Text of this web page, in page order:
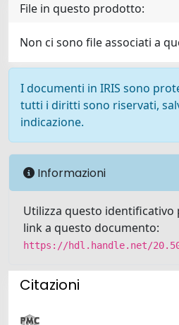
File in questo prodotto:
Non ci sono file associati a
I documenti in IRIS sono
tutti i diritti sono riservati,
indicazione.
Informazioni
Utilizza questo identificativo
link a questo documento:
https://hdl.handle.net/
Citazioni